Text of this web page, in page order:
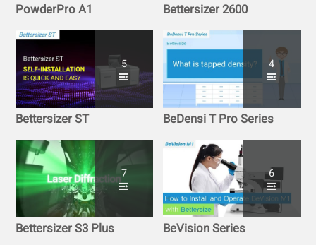
PowderPro A1 Bettersizer 2600
5
Bettersizer ST
4
BeDensi T Pro Series
7
Bettersizer S3 Plus
6
BeVision Series